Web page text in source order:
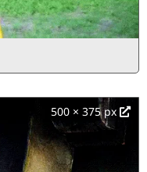
500 × 375 px